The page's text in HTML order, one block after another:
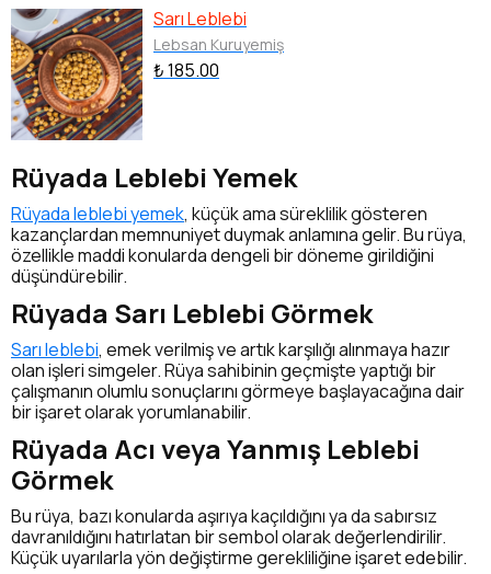
Sarı Leblebi
Lebsan Kuruyemiş
₺ 185.00
Rüyada Leblebi Yemek
Rüyada leblebi yemek, küçük ama süreklilik gösteren
kazançlardan memnuniyet duymak anlamına gelir. Bu rüya,
özellikle maddi konularda dengeli bir döneme girildiğini
düşündürebilir.
Rüyada Sarı Leblebi Görmek
Sarı leblebi, emek verilmiş ve artık karşılığı alınmaya hazır
olan işleri simgeler. Rüya sahibinin geçmişte yaptığı bir
çalışmanın olumlu sonuçlarını görmeye başlayacağına dair
bir işaret olarak yorumlanabilir.
Rüyada Acı veya Yanmış Leblebi
Görmek
Bu rüya, bazı konularda aşırıya kaçıldığını ya da sabırsız
davranıldığını hatırlatan bir sembol olarak değerlendirilir.
Küçük uyarılarla yön değiştirme gerekliliğine işaret edebilir.